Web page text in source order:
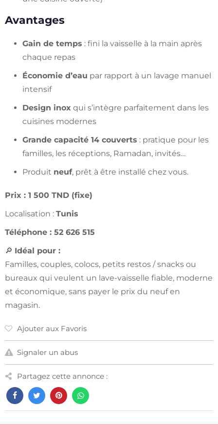
Avantages
Gain de temps : fini la vaisselle à la main après
chaque repas
Économie d’eau par rapport à un lavage manuel
intensif
Design inox qui s’intègre parfaitement dans les
cuisines modernes
Grande capacité 14 couverts : pratique pour les
familles, les réceptions, Ramadan, invités…
Produit neuf, prêt à être installé chez vous.
Prix : 1 500 TND (fixe)
Localisation : Tunis
Téléphone : 52 626 515
🔎 Idéal pour :
Familles, couples, colocs, petits restos / snacks ou
bureaux qui veulent un lave-vaisselle fiable, moderne
et économique, sans payer le prix du neuf en
magasin.
Ajouter aux Favoris
Signaler un abus
Partagez cette annonce :